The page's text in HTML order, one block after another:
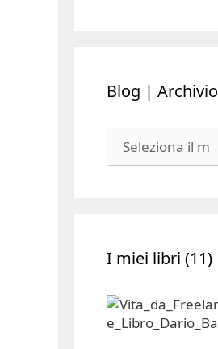
Blog | Archivio
I miei libri (11)